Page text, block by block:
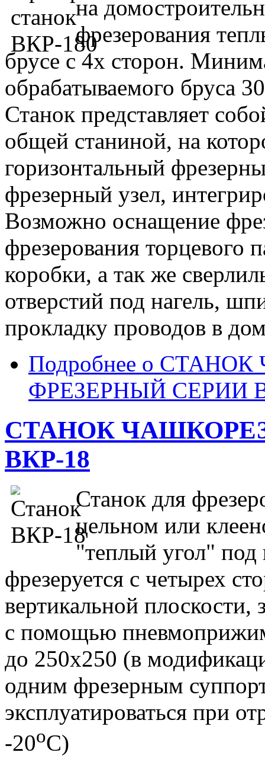
на
фрезерования
брусе с 4х сторон.
обрабатываемого бруса
Станок представляет
общей станиной, на
горизонтальный
фрезерный узел,
Возможно оснащение
фрезерования торцевого
коробки, а так же
отверстий под нагель,
прокладку проводов в
Подробнее о
ФРЕЗЕРНЫЙ СЕРИИ
СТАНОК
ВКР-18
Станок для
цельном или
"теплый угол"
фрезеруется с четырех
вертикальной плоскости,
с помощью
до 250х250 (в
одним фрезерным
эксплуатироваться при
-20оС)